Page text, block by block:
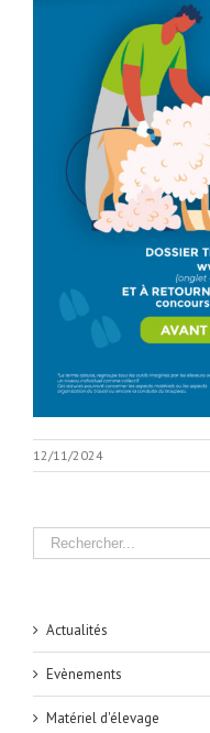
12/11/2024
Actualités
Evènements
Matériel d'élevage